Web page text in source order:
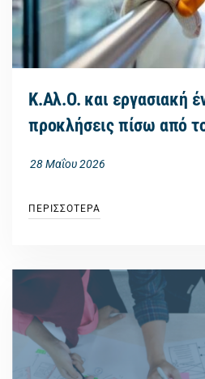
Κ.Αλ.Ο. και εργασιακή
προκλήσεις πίσω από
28 Μαΐου 2026
ΠΕΡΙΣΣΟΤΕΡΑ